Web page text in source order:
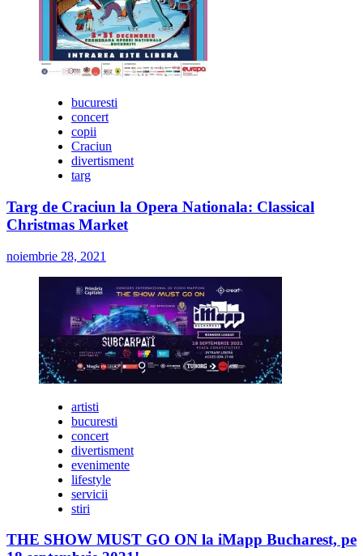
bucuresti
concert
copii
Craciun
divertisment
targ
Targ de Craciun la Opera Nationala: Classical
Christmas Market
noiembrie 28, 2021
artisti
bucuresti
concert
divertisment
evenimente
lifestyle
servicii
stiri
THE SHOW MUST GO ON la iMapp Bucharest, pe